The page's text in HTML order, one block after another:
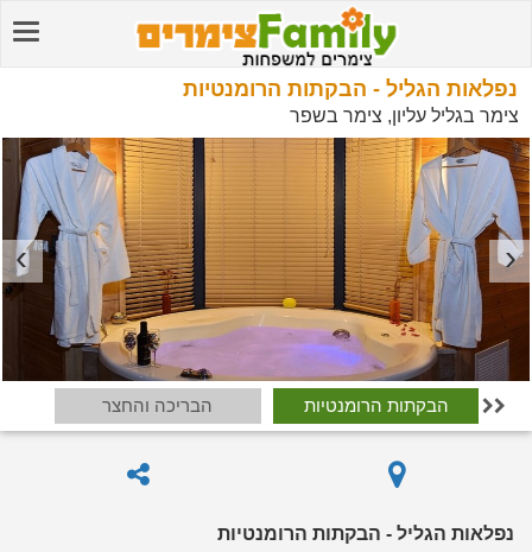
נפלאות הגליל - הבקתות הרומנטיות
צימר בגליל עליון, צימר בשפר
הבקתות הרומנטיות הבריכה והחצר 
נפלאות הגליל - הבקתות הרומנטיות